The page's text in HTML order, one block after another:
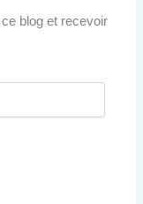
blog et recevoir